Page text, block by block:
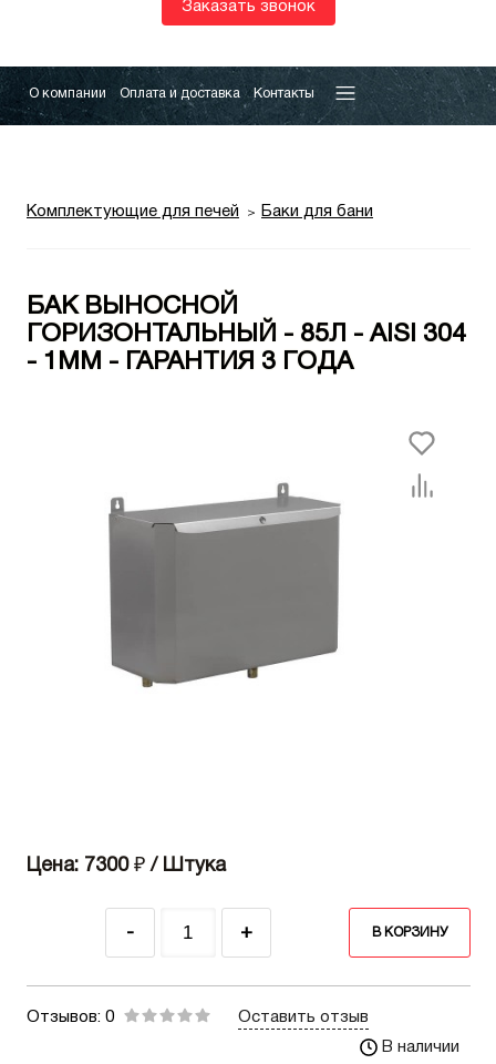
Заказать звонок
О компании Оплата и доставка Контакты
Комплектующие для печей Баки для бани
БАК ВЫНОСНОЙ
ГОРИЗОНТАЛЬНЫЙ - 85Л - AISI 304
- 1ММ - ГАРАНТИЯ 3 ГОДА
Цена: 7300 ₽ / Штука
- + В КОРЗИНУ
Отзывов: 0
Оставить отзыв
В наличии